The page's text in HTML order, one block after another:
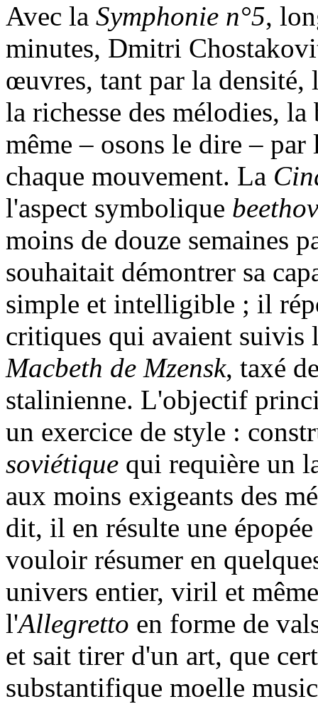
Avec la Symphonie n°5,
minutes, Dmitri
œuvres, tant par la densité,
la richesse des mélodies,
même – osons le dire –
chaque mouvement. La
l'aspect symbolique
moins de douze semaines
souhaitait démontrer sa
simple et intelligible ; il
critiques qui avaient suivis
Macbeth de Mzensk, taxé
stalinienne. L'objectif
un exercice de style :
soviétique qui requière un
aux moins exigeants des
dit, il en résulte une
vouloir résumer en
univers entier, viril et
l'Allegretto en forme de
et sait tirer d'un art, que
substantifique moelle